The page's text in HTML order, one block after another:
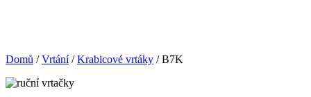
Domů /Vrtání/Krabicové vrtáky / B7K